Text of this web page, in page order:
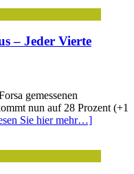
– Jeder Vierte
gemessenen
nun auf 28 Prozent (+1
Sie hier mehr…]